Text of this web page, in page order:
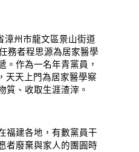
州市龍文區景山街道
務者程思源為居家醫學
。作為一名年青黨員，
天天上門為居家醫學察
質、收取生涯渣滓。
建各地，有數黨員干
者廢棄與家人的團圓時